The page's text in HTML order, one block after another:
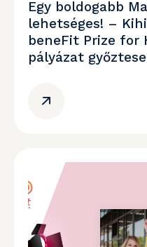
Egy boldogabb
lehetséges! –
beneFit Prize for
pályázat